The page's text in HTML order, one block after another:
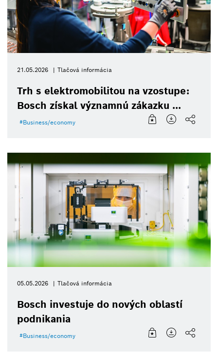
21.05.2026 Tlačová informácia
Trh s elektromobilitou na vzostupe:
Bosch získal významnú zákazku ...
Business/economy
05.05.2026 Tlačová informácia
Bosch investuje do nových oblastí
podnikania
Business/economy